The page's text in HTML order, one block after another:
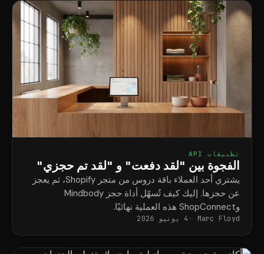
تطبيقات API
الفجوة بين "لقد دفعت" و "لقد تم حجزي"
يشتري أحد العملاء باقة دروس من متجر Shopify، ثم يعجز
عن حجزها. إليك كيف تُسهّل أداة حجز Mindbody
وShopConnect هذه العملية نهائيًا.
Marc Floyd 4 يونيو 2026